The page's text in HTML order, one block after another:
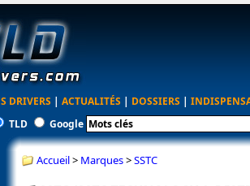
DRIVERS | ACTUALITÉS | DOSSIERS |
TLD Google
Accueil> Marques>SSTC